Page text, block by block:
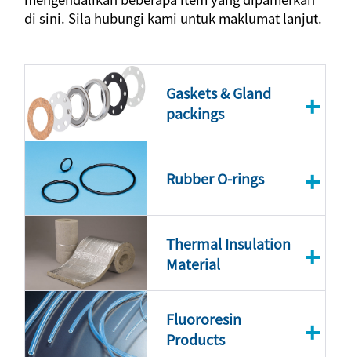
di sini. Sila hubungi kami untuk maklumat lanjut.
Gaskets & Gland
packings
Rubber O-rings
Thermal Insulation
Material
Fluororesin
Products